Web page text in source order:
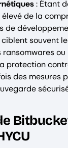
: Étant
de la
de
souvent
ransomwares
protection
des mesures